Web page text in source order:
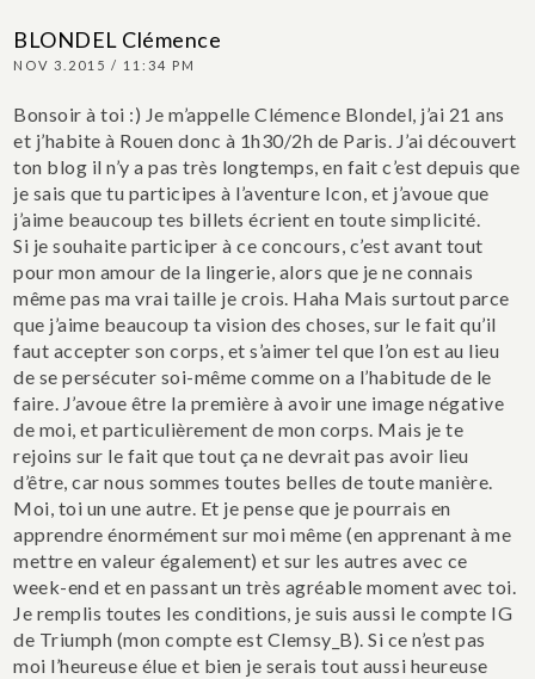
BLONDEL Clémence
NOV 3.2015 / 11:34 PM
Bonsoir à toi :) Je m’appelle Clémence Blondel, j’ai 21 ans
et j’habite à Rouen donc à 1h30/2h de Paris. J’ai découvert
ton blog il n’y a pas très longtemps, en fait c’est depuis que
je sais que tu participes à l’aventure Icon, et j’avoue que
j’aime beaucoup tes billets écrient en toute simplicité.
Si je souhaite participer à ce concours, c’est avant tout
pour mon amour de la lingerie, alors que je ne connais
même pas ma vrai taille je crois. Haha Mais surtout parce
que j’aime beaucoup ta vision des choses, sur le fait qu’il
faut accepter son corps, et s’aimer tel que l’on est au lieu
de se persécuter soi-même comme on a l’habitude de le
faire. J’avoue être la première à avoir une image négative
de moi, et particulièrement de mon corps. Mais je te
rejoins sur le fait que tout ça ne devrait pas avoir lieu
d’être, car nous sommes toutes belles de toute manière.
Moi, toi un une autre. Et je pense que je pourrais en
apprendre énormément sur moi même (en apprenant à me
mettre en valeur également) et sur les autres avec ce
week-end et en passant un très agréable moment avec toi.
Je remplis toutes les conditions, je suis aussi le compte IG
de Triumph (mon compte est Clemsy_B). Si ce n’est pas
moi l’heureuse élue et bien je serais tout aussi heureuse